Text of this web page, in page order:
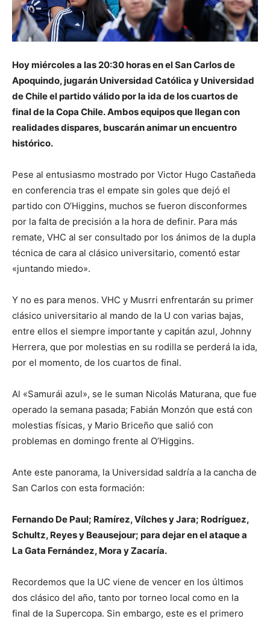
Hoy miércoles a las 20:30 horas en el San Carlos de
Apoquindo, jugarán Universidad Católica y Universidad
de Chile el partido válido por la ida de los cuartos de
final de la Copa Chile. Ambos equipos que llegan con
realidades dispares, buscarán animar un encuentro
histórico.
Pese al entusiasmo mostrado por Victor Hugo Castañeda
en conferencia tras el empate sin goles que dejó el
partido con O’Higgins, muchos se fueron disconformes
por la falta de precisión a la hora de definir. Para más
remate, VHC al ser consultado por los ánimos de la dupla
técnica de cara al clásico universitario, comentó estar
«juntando miedo».
Y no es para menos. VHC y Musrri enfrentarán su primer
clásico universitario al mando de la U con varias bajas,
entre ellos el siempre importante y capitán azul, Johnny
Herrera, que por molestias en su rodilla se perderá la ida,
por el momento, de los cuartos de final.
Al «Samurái azul», se le suman Nicolás Maturana, que fue
operado la semana pasada; Fabián Monzón que está con
molestias físicas, y Mario Briceño que salió con
problemas en domingo frente al O’Higgins.
Ante este panorama, la Universidad saldría a la cancha de
San Carlos con esta formación:
Fernando De Paul; Ramírez, Vílches y Jara; Rodríguez,
Schultz, Reyes y Beausejour; para dejar en el ataque a
La Gata Fernández, Mora y Zacaría.
Recordemos que la UC viene de vencer en los últimos
dos clásico del año, tanto por torneo local como en la
final de la Supercopa. Sin embargo, este es el primero